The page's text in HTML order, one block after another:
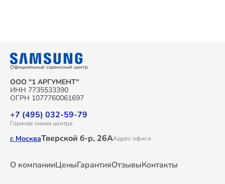
Официальный сервисный центр
ООО "1 АРГУМЕНТ"
ИНН 7735533390
ОГРН 1077760061697
+7 (495) 032-59-79
Горячая линия центра
г. МоскваТверской б-р, 26ААдрес офиса
О компанииЦеныГарантияОтзывыКонтакты